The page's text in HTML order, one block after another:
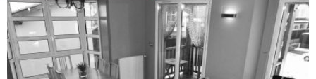
ouvert. Ces deux pièces s’ouvrent sur un balcon
bénéficiant d’une exposition Est à Sud, avec escalier
extérieur permettant un accès direct au jardin; Vous
trouverez également deux chambres doubles avec
placards, une salle d’eau et un WC indépendant. Cette